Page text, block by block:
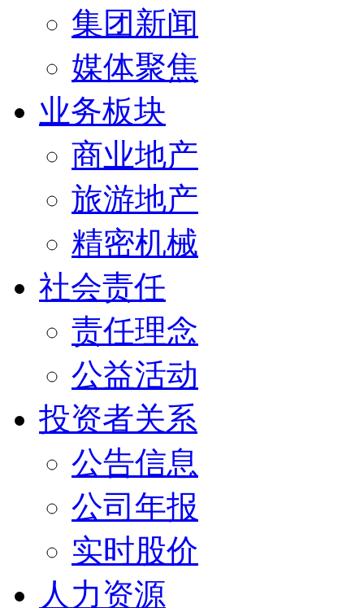
集团新闻
媒体聚焦
业务板块
商业地产
旅游地产
精密机械
社会责任
责任理念
公益活动
投资者关系
公告信息
公司年报
实时股价
人力资源